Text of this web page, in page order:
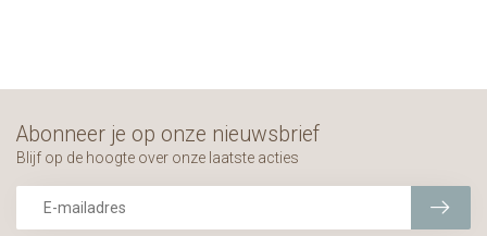
Abonneer je op onze nieuwsbrief
Blijf op de hoogte over onze laatste acties